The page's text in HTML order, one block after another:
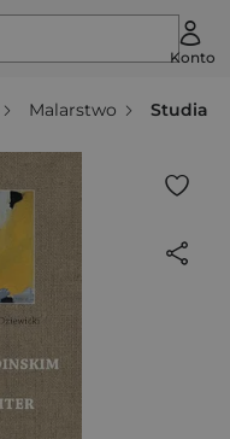
Konto
Malarstwo Studia o